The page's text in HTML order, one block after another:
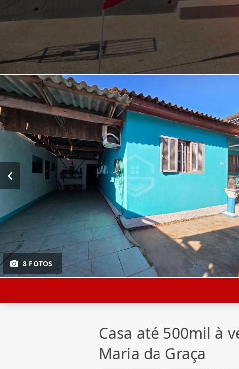
8 FOTOS
Casa até 500mil à
Maria da Graça